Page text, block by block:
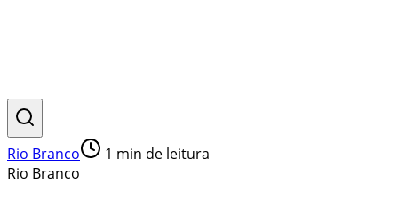
Rio Branco 1 min de leitura
Rio Branco